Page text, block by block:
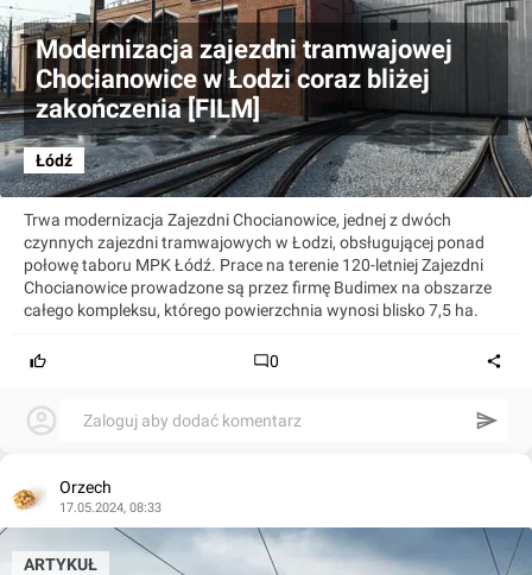
Modernizacja zajezdni tramwajowej
Chocianowice w Łodzi coraz bliżej
zakończenia [FILM]
Łódź
Trwa modernizacja Zajezdni Chocianowice, jednej z dwóch
czynnych zajezdni tramwajowych w Łodzi, obsługującej ponad
połowę taboru MPK Łódź. Prace na terenie 120-letniej Zajezdni
Chocianowice prowadzone są przez firmę Budimex na obszarze
całego kompleksu, którego powierzchnia wynosi blisko 7,5 ha.
0
Zaloguj aby dodać komentarz
Orzech
17.05.2024, 08:33
ARTYKUŁ